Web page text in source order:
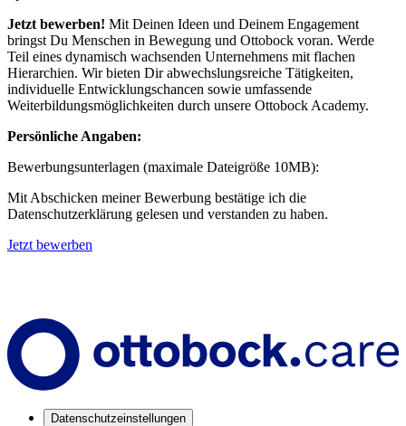
Jetzt bewerben! Mit Deinen Ideen und Deinem Engagement
bringst Du Menschen in Bewegung und Ottobock voran. Werde
Teil eines dynamisch wachsenden Unternehmens mit flachen
Hierarchien. Wir bieten Dir abwechslungsreiche Tätigkeiten,
individuelle Entwicklungschancen sowie umfassende
Weiterbildungsmöglichkeiten durch unsere Ottobock Academy.
Persönliche Angaben:
Bewerbungsunterlagen (maximale Dateigröße 10MB):
Mit Abschicken meiner Bewerbung bestätige ich die
Datenschutzerklärung gelesen und verstanden zu haben.
Jetzt bewerben
Datenschutzeinstellungen